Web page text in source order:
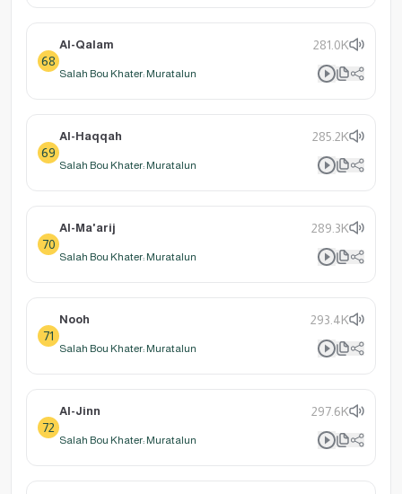
68
Al-Qalam 281.0K
Salah Bou Khater: Muratalun
69
Al-Haqqah 285.2K
Salah Bou Khater: Muratalun
70
Al-Ma'arij 289.3K
Salah Bou Khater: Muratalun
71
Nooh 293.4K
Salah Bou Khater: Muratalun
72
Al-Jinn 297.6K
Salah Bou Khater: Muratalun